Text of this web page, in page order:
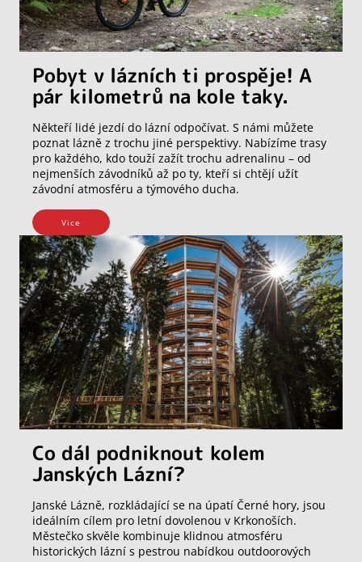
Pobyt v lázních ti prospěje! A
pár kilometrů na kole taky.
Někteří lidé jezdí do lázní odpočívat. S námi můžete
poznat lázně z trochu jiné perspektivy. Nabízíme trasy
pro každého, kdo touží zažít trochu adrenalinu – od
nejmenších závodníků až po ty, kteří si chtějí užít
závodní atmosféru a týmového ducha.
Vice
Co dál podniknout kolem
Janských Lázní?
Janské Lázně, rozkládající se na úpatí Černé hory, jsou
ideálním cílem pro letní dovolenou v Krkonoších.
Městečko skvěle kombinuje klidnou atmosféru
historických lázní s pestrou nabídkou outdoorových